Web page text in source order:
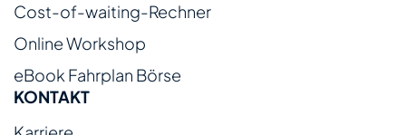
Cost-of-waiting-Rechner
Online Workshop
eBook Fahrplan Börse
KONTAKT